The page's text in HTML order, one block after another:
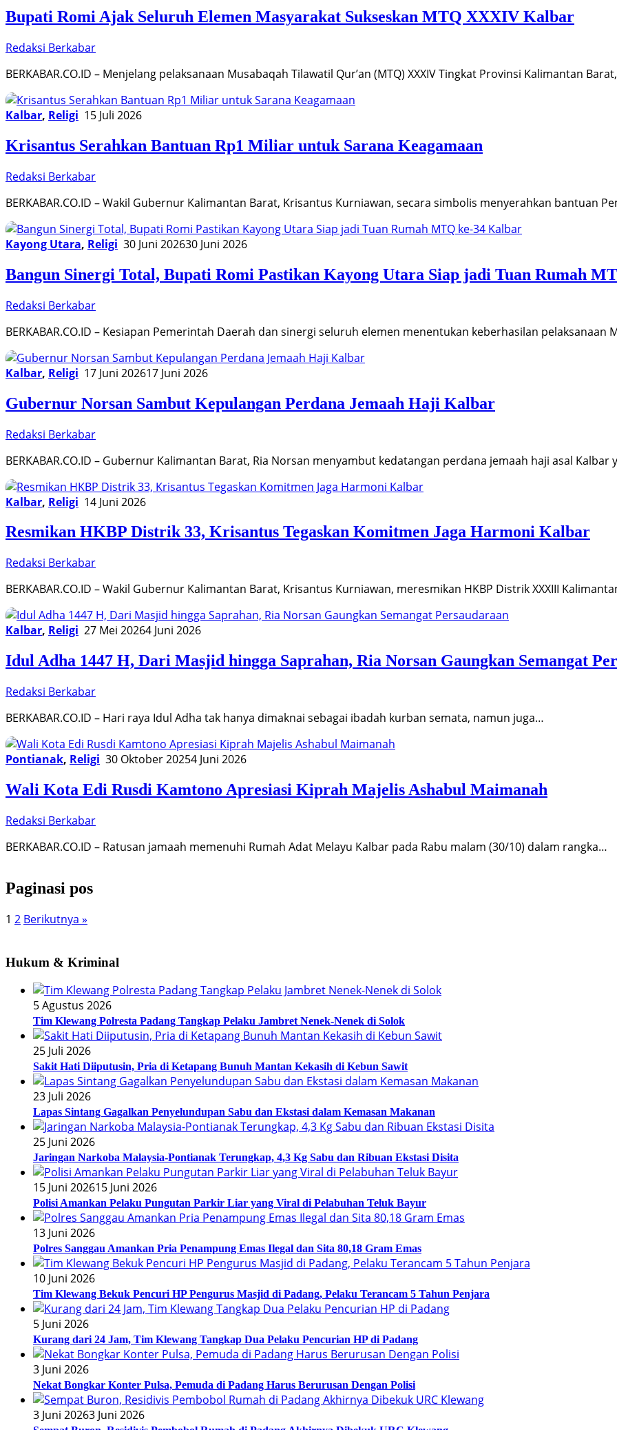
Bupati Romi Ajak Seluruh Elemen Masyarakat Sukseskan MTQ XXXIV Kalbar
Redaksi Berkabar
BERKABAR.CO.ID – Menjelang pelaksanaan Musabaqah Tilawatil Qur’an (MTQ) XXXIV Tingkat Provinsi Kalimantan
Kalbar, Religi 15 Juli 2026
Krisantus Serahkan Bantuan Rp1 Miliar untuk Sarana Keagamaan
Redaksi Berkabar
BERKABAR.CO.ID – Wakil Gubernur Kalimantan Barat, Krisantus Kurniawan, secara simbolis menyerahkan bantuan
Kayong Utara, Religi 30 Juni 202630 Juni 2026
Bangun Sinergi Total, Bupati Romi Pastikan Kayong Utara Siap jadi Tuan Rumah
Redaksi Berkabar
BERKABAR.CO.ID – Kesiapan Pemerintah Daerah dan sinergi seluruh elemen menentukan keberhasilan pelaksanaan
Kalbar, Religi 17 Juni 202617 Juni 2026
Gubernur Norsan Sambut Kepulangan Perdana Jemaah Haji Kalbar
Redaksi Berkabar
BERKABAR.CO.ID – Gubernur Kalimantan Barat, Ria Norsan menyambut kedatangan perdana jemaah haji asal Kalbar
Kalbar, Religi 14 Juni 2026
Resmikan HKBP Distrik 33, Krisantus Tegaskan Komitmen Jaga Harmoni Kalbar
Redaksi Berkabar
BERKABAR.CO.ID – Wakil Gubernur Kalimantan Barat, Krisantus Kurniawan, meresmikan HKBP Distrik XXXIII
Kalbar, Religi 27 Mei 20264 Juni 2026
Idul Adha 1447 H, Dari Masjid hingga Saprahan, Ria Norsan Gaungkan Semangat
Redaksi Berkabar
BERKABAR.CO.ID – Hari raya Idul Adha tak hanya dimaknai sebagai ibadah kurban semata, namun juga…
Pontianak, Religi 30 Oktober 20254 Juni 2026
Wali Kota Edi Rusdi Kamtono Apresiasi Kiprah Majelis Ashabul Maimanah
Redaksi Berkabar
BERKABAR.CO.ID – Ratusan jamaah memenuhi Rumah Adat Melayu Kalbar pada Rabu malam (30/10) dalam rangka…
Paginasi pos
1 2 Berikutnya »
Hukum & Kriminal
5 Agustus 2026
Tim Klewang Polresta Padang Tangkap Pelaku Jambret Nenek-Nenek di Solok
25 Juli 2026
Sakit Hati Diiputusin, Pria di Ketapang Bunuh Mantan Kekasih di Kebun Sawit
23 Juli 2026
Lapas Sintang Gagalkan Penyelundupan Sabu dan Ekstasi dalam Kemasan Makanan
25 Juni 2026
Jaringan Narkoba Malaysia-Pontianak Terungkap, 4,3 Kg Sabu dan Ribuan Ekstasi Disita
15 Juni 202615 Juni 2026
Polisi Amankan Pelaku Pungutan Parkir Liar yang Viral di Pelabuhan Teluk Bayur
13 Juni 2026
Polres Sanggau Amankan Pria Penampung Emas Ilegal dan Sita 80,18 Gram Emas
10 Juni 2026
Tim Klewang Bekuk Pencuri HP Pengurus Masjid di Padang, Pelaku Terancam 5 Tahun Penjara
5 Juni 2026
Kurang dari 24 Jam, Tim Klewang Tangkap Dua Pelaku Pencurian HP di Padang
3 Juni 2026
Nekat Bongkar Konter Pulsa, Pemuda di Padang Harus Berurusan Dengan Polisi
3 Juni 20263 Juni 2026